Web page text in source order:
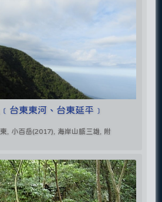
台東東河、台東延平﹞
, 小百岳(2017), 海岸山脈三雄, 附